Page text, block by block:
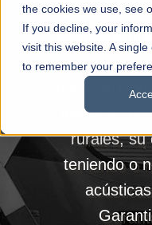
the cookies we use, see
If you decline, your
visit this website. A
to remember your
Los pasos a
complejos
variedad de
estar
diversas,
rurales, su
teniendo o